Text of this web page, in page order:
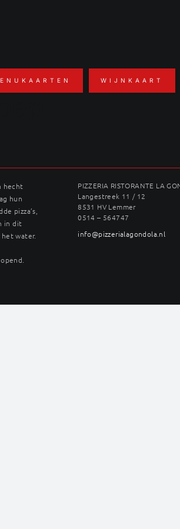
WIJNKAART
hecht
hun
pizza’s,
in dit
water.
PIZZERIA RISTORANTE LA
Langestreek 11 / 12
8531 HV Lemmer
0514 – 564747
info@pizzerialagondola.nl